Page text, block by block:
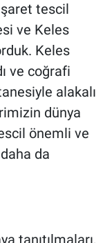
tescil
ve Keles
Keles
ve coğrafi
alakalı
dünya
önemli ve
da